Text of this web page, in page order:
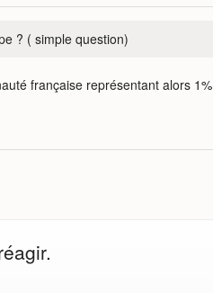
? ( simple question)
française représentant alors 1%